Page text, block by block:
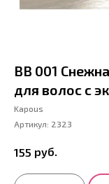
BB 001
для волос с
Kapous
Артикул: 2323
155 руб.